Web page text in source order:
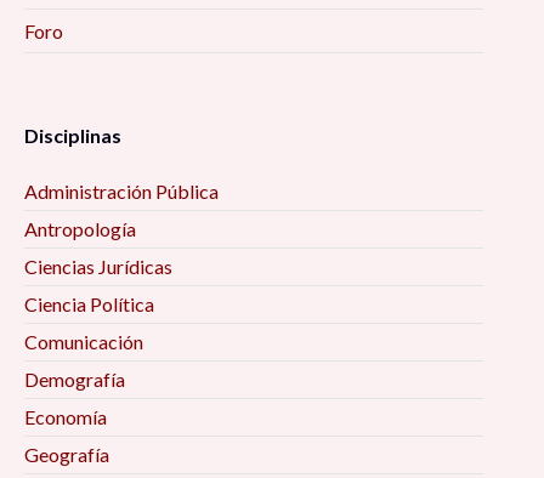
Foro
Disciplinas
Administración Pública
Antropología
Ciencias Jurídicas
Ciencia Política
Comunicación
Demografía
Economía
Geografía